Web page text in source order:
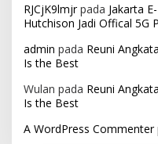
RJCjK9lmjrpada Jakarta
Hutchison Jadi Offical 5G
admin pada Reuni
Is the Best
Wulan pada Reuni
Is the Best
A WordPress Commenter